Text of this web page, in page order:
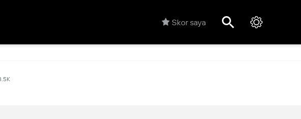
Skor saya